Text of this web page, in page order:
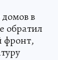
в
обратил
фронт,